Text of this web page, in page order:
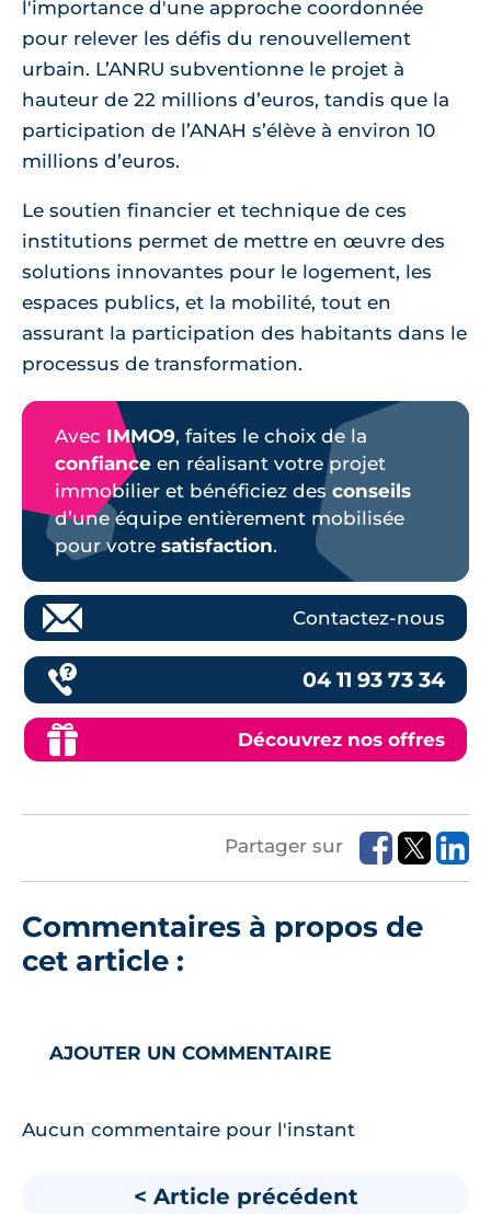
l'importance d'une approche coordonnée
pour relever les défis du renouvellement
urbain. L’ANRU subventionne le projet à
hauteur de 22 millions d’euros, tandis que la
participation de l’ANAH s’élève à environ 10
millions d’euros.
Le soutien financier et technique de ces
institutions permet de mettre en œuvre des
solutions innovantes pour le logement, les
espaces publics, et la mobilité, tout en
assurant la participation des habitants dans le
processus de transformation.
Avec IMMO9, faites le choix de la
confiance en réalisant votre projet
immobilier et bénéficiez des conseils
d’une équipe entièrement mobilisée
pour votre satisfaction.
Contactez-nous
04 11 93 73 34
Découvrez nos offres
Partager sur
Commentaires à propos de
cet article :
AJOUTER UN COMMENTAIRE
Aucun commentaire pour l'instant
< Article précédent